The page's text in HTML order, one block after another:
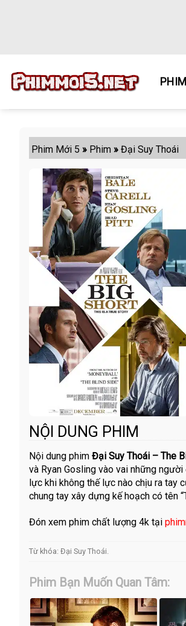
Phim Mới 5 » Phim » Đại Suy Thoái
NỘI DUNG PHIM
Nội dung phim Đại Suy Thoái – The
và Ryan Gosling vào vai những
lực khi không thế lực nào chịu ra tay
chung tay xây dựng kế hoạch có tên
Đón xem phim chất lượng 4k tại
Từ khóa: Đại Suy Thoái
Phim Bạn Muốn Quan Tâm: